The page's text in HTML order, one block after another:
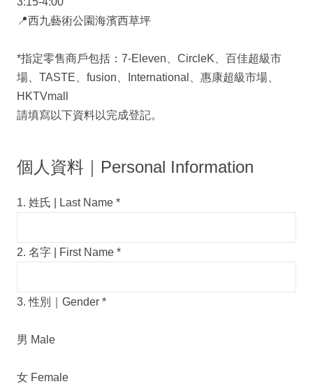
📍西九藝術公園海濱西草坪
*指定零售商戶包括：7-Eleven、CircleK、百佳超級市
場、TASTE、fusion、International、惠康超級市場、
HKTVmall
請填寫以下資料以完成登記。
個人資料｜Personal Information
1. 姓氏 | Last Name *
2. 名字 | First Name *
3. 性別｜Gender *
男 Male
女 Female